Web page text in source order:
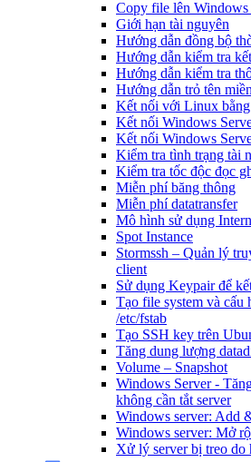
Copy file lên Windows
Giới hạn tài nguyên
Hướng dẫn đồng bộ
Hướng dẫn kiểm tra
Hướng dẫn kiểm tra
Hướng dẫn trỏ tên
Kết nối với Linux bằng
Kết nối Windows
Kết nối Windows
Kiểm tra tình trạng tài
Kiểm tra tốc độc đọc
Miễn phí băng thông
Miễn phí datatransfer
Mô hình sử dụng
Spot Instance
Stormssh – Quản lý
client
Sử dụng Keypair để
Tạo file system và cấu
/etc/fstab
Tạo SSH key trên
Tăng dung lượng
Volume – Snapshot
Windows Server -
không cần tắt server
Windows server: Add
Windows server: Mở
Xử lý server bị treo